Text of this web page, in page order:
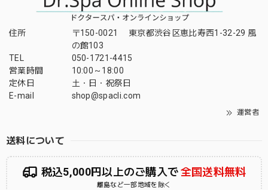
住所
〒150-0021 東京都渋谷区恵比寿西1-32-29 風
の館103
TEL
050-1721-4415
営業時間
10:00～18:00
定休日
土・日・祝祭日
E-mail
shop@spacli.com
運営者
送料について
税込5,000円以上のご購入で全国送料無料
離島など一部地域を除く